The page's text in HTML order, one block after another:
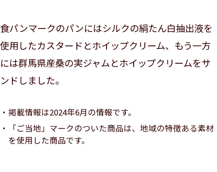
食パンマークのパンにはシルクの絹たん白抽出液を
使用したカスタードとホイップクリーム、もう一方
には群馬県産桑の実ジャムとホイップクリームをサ
ンドしました。
掲載情報は2024年6月の情報です。
「ご当地」マークのついた商品は、地域の特徴ある素材
を使用した商品です。